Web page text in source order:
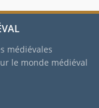
médiévales
le monde médiéval